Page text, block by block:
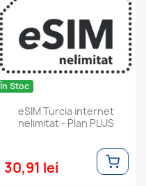
În Stoc
eSIM Turcia internet
nelimitat - Plan PLUS
30,91 lei